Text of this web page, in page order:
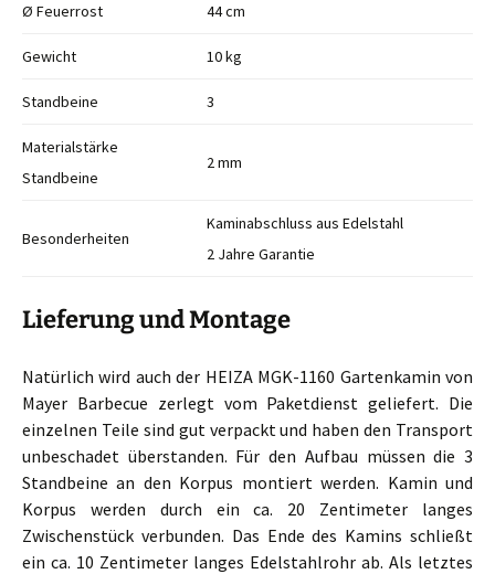
Ø Feuerrost 44 cm
Gewicht 10 kg
Standbeine 3
Materialstärke
Standbeine
2 mm
Besonderheiten
Kaminabschluss aus Edelstahl
2 Jahre Garantie
Lieferung und Montage
Natürlich wird auch der HEIZA MGK-1160 Gartenkamin von
Mayer Barbecue zerlegt vom Paketdienst geliefert. Die
einzelnen Teile sind gut verpackt und haben den Transport
unbeschadet überstanden. Für den Aufbau müssen die 3
Standbeine an den Korpus montiert werden. Kamin und
Korpus werden durch ein ca. 20 Zentimeter langes
Zwischenstück verbunden. Das Ende des Kamins schließt
ein ca. 10 Zentimeter langes Edelstahlrohr ab. Als letztes